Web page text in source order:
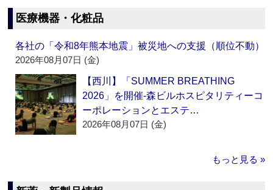
医療機器・化粧品
各社の「令和8年熊本地震」被災地への支援（順位不動）
2026年08月07日 (金)
【西川】「SUMMER BREATHING
2026」を開催‐森ビルホスピタリティーコ
ーポレーションとエステ…
2026年08月07日 (金)
もっと見る »